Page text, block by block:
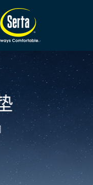
M1床垫
生活 和而不同